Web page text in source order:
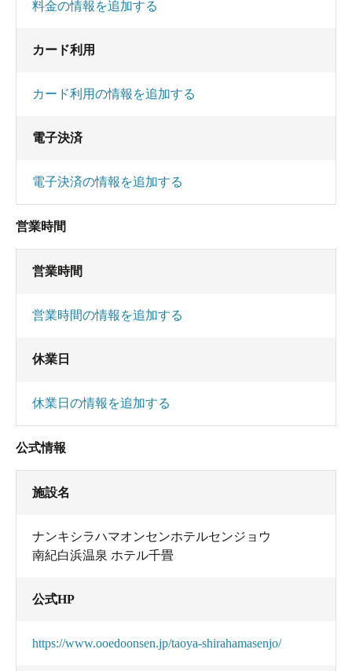
料金の情報を追加する
カード利用
カード利用の情報を追加する
電子決済
電子決済の情報を追加する
営業時間
営業時間
営業時間の情報を追加する
休業日
休業日の情報を追加する
公式情報
施設名
ナンキシラハマオンセンホテルセンジョウ
南紀白浜温泉 ホテル千畳
公式HP
https://www.ooedoonsen.jp/taoya-shirahamasenjo/